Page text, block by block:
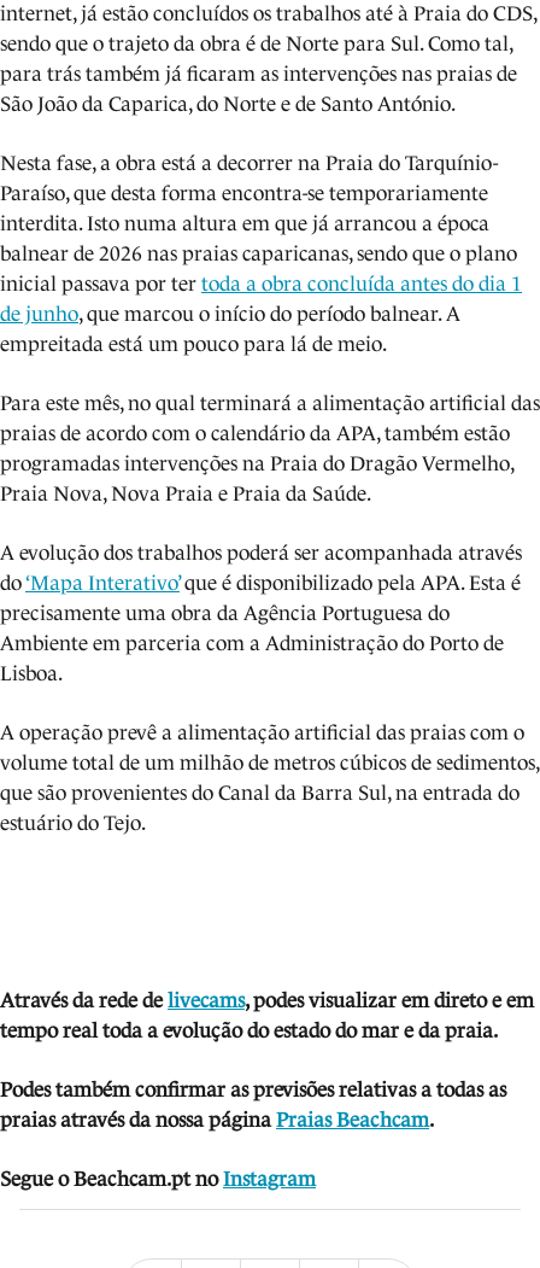
internet, já estão concluídos os trabalhos até à Praia do CDS,
sendo que o trajeto da obra é de Norte para Sul. Como tal,
para trás também já ficaram as intervenções nas praias de
São João da Caparica, do Norte e de Santo António.
Nesta fase, a obra está a decorrer na Praia do Tarquínio-
Paraíso, que desta forma encontra-se temporariamente
interdita. Isto numa altura em que já arrancou a época
balnear de 2026 nas praias caparicanas, sendo que o plano
inicial passava por ter toda a obra concluída antes do dia 1
de junho, que marcou o início do período balnear. A
empreitada está um pouco para lá de meio.
Para este mês, no qual terminará a alimentação artificial das
praias de acordo com o calendário da APA, também estão
programadas intervenções na Praia do Dragão Vermelho,
Praia Nova, Nova Praia e Praia da Saúde.
A evolução dos trabalhos poderá ser acompanhada através
do ‘Mapa Interativo’que é disponibilizado pela APA. Esta é
precisamente uma obra da Agência Portuguesa do
Ambiente em parceria com a Administração do Porto de
Lisboa.
A operação prevê a alimentação artificial das praias com o
volume total de um milhão de metros cúbicos de sedimentos,
que são provenientes do Canal da Barra Sul, na entrada do
estuário do Tejo.
Através da rede delivecams, podes visualizar em direto e em
tempo real toda a evolução do estado do mar e da praia.
Podes também confirmar as previsões relativas a todas as
praias através da nossa página Praias Beachcam.
Segue o Beachcam.pt no Instagram